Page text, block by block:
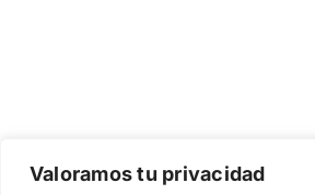
Valoramos tu privacidad